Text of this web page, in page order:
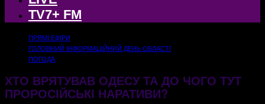
TV7+ FM
ПРЯМІ ЕФІРИ
ГОЛОВНИЙ ІНФОРМАЦІЙНИЙ ДЕНЬ ОБЛАСТІ
ПОГОДА
ХТО ВРЯТУВАВ ОДЕСУ ТА ДО ЧОГО ТУТ
ПРОРОСІЙСЬКІ НАРАТИВИ?